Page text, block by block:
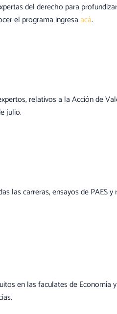
del derecho para
el programa ingresa acá.
relativos a la Acción de
julio.
las carreras, ensayos de PAES
en las faculates de Economía